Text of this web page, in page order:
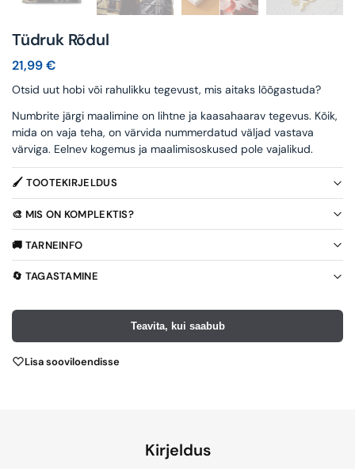
Tüdruk Rõdul
21,99€
Otsid uut hobi või rahulikku tegevust, mis aitaks lõõgastuda?
Numbrite järgi maalimine on lihtne ja kaasahaarav tegevus. Kõik,
mida on vaja teha, on värvida nummerdatud väljad vastava
värviga. Eelnev kogemus ja maalimisoskused pole vajalikud.
🖌️ TOOTEKIRJELDUS
🎨 MIS ON KOMPLEKTIS?
🚚 TARNEINFO
🔄 TAGASTAMINE
Teavita, kui saabub
Lisa sooviloendisse
Kirjeldus